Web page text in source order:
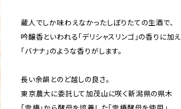
蔵人でしか味わえなかったしぼりたての生酒で、
吟醸香といわれる「デリシャスリンゴ」の香りに加え
「バナナ」のような香りがします。
長い余韻とのど越しの良さ。
東京農大に委託して加茂山に咲く新潟県の県木